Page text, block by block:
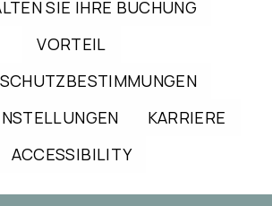
SIE IHRE BUCHUNG
VORTEIL
KARRIERE
ACCESSIBILITY